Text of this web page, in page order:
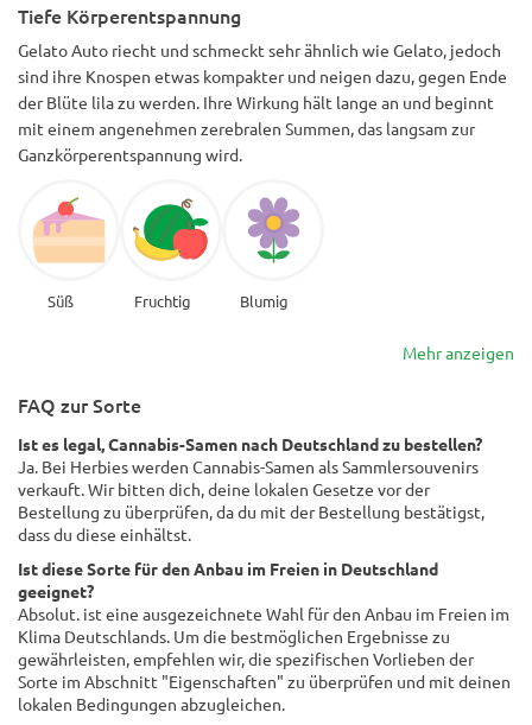
Tiefe Körperentspannung
Gelato Auto riecht und schmeckt sehr ähnlich wie Gelato, jedoch
sind ihre Knospen etwas kompakter und neigen dazu, gegen Ende
der Blüte lila zu werden. Ihre Wirkung hält lange an und beginnt
mit einem angenehmen zerebralen Summen, das langsam zur
Ganzkörperentspannung wird.
Süß Fruchtig Blumig
Mehr anzeigen
FAQ zur Sorte
Ist es legal, Cannabis-Samen nach Deutschland zu bestellen?
Ja. Bei Herbies werden Cannabis-Samen als Sammlersouvenirs
verkauft. Wir bitten dich, deine lokalen Gesetze vor der
Bestellung zu überprüfen, da du mit der Bestellung bestätigst,
dass du diese einhältst.
Ist diese Sorte für den Anbau im Freien in Deutschland
geeignet?
Absolut. ist eine ausgezeichnete Wahl für den Anbau im Freien im
Klima Deutschlands. Um die bestmöglichen Ergebnisse zu
gewährleisten, empfehlen wir, die spezifischen Vorlieben der
Sorte im Abschnitt "Eigenschaften" zu überprüfen und mit deinen
lokalen Bedingungen abzugleichen.